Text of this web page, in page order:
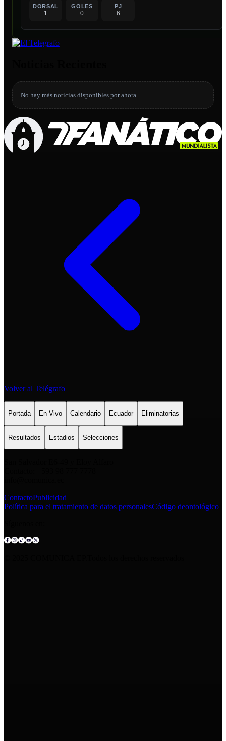
DORSAL
1
GOLES
0
PJ
6
No hay más noticias disponibles por ahora.
Volver al Telégrafo
Portada En Vivo Calendario Ecuador Eliminatorias
Resultados Estadios Selecciones
ContactoPublicidad
Política para el tratamiento de datos personalesCódigo deontológico